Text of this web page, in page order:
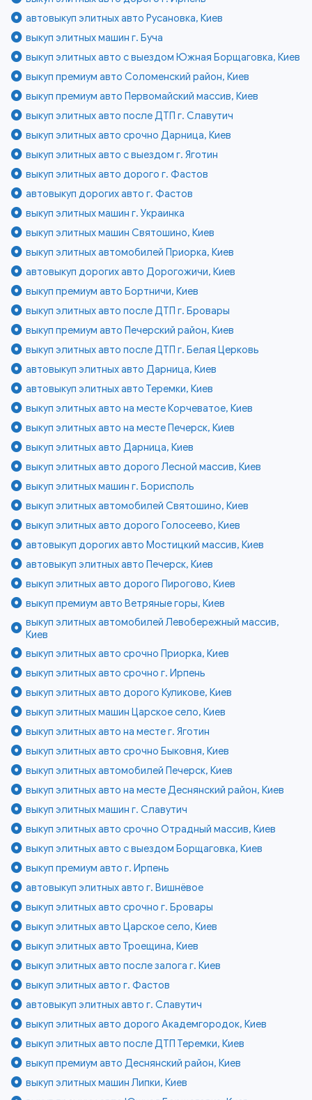
автовыкуп элитных авто Русановка, Киев
выкуп элитных машин г. Буча
выкуп элитных авто с выездом Южная Борщаговка, Киев
выкуп премиум авто Соломенский район, Киев
выкуп премиум авто Первомайский массив, Киев
выкуп элитных авто после ДТП г. Славутич
выкуп элитных авто срочно Дарница, Киев
выкуп элитных авто с выездом г. Яготин
выкуп элитных авто дорого г. Фастов
автовыкуп дорогих авто г. Фастов
выкуп элитных машин г. Украинка
выкуп элитных машин Святошино, Киев
выкуп элитных автомобилей Приорка, Киев
автовыкуп дорогих авто Дорогожичи, Киев
выкуп премиум авто Бортничи, Киев
выкуп элитных авто после ДТП г. Бровары
выкуп премиум авто Печерский район, Киев
выкуп элитных авто после ДТП г. Белая Церковь
автовыкуп элитных авто Дарница, Киев
автовыкуп элитных авто Теремки, Киев
выкуп элитных авто на месте Корчеватое, Киев
выкуп элитных авто на месте Печерск, Киев
выкуп элитных авто Дарница, Киев
выкуп элитных авто дорого Лесной массив, Киев
выкуп элитных машин г. Борисполь
выкуп элитных автомобилей Святошино, Киев
выкуп элитных авто дорого Голосеево, Киев
автовыкуп дорогих авто Мостицкий массив, Киев
автовыкуп элитных авто Печерск, Киев
выкуп элитных авто дорого Пирогово, Киев
выкуп премиум авто Ветряные горы, Киев
выкуп элитных автомобилей Левобережный массив,
Киев
выкуп элитных авто срочно Приорка, Киев
выкуп элитных авто срочно г. Ирпень
выкуп элитных авто дорого Куликове, Киев
выкуп элитных машин Царское село, Киев
выкуп элитных авто на месте г. Яготин
выкуп элитных авто срочно Быковня, Киев
выкуп элитных автомобилей Печерск, Киев
выкуп элитных авто на месте Деснянский район, Киев
выкуп элитных машин г. Славутич
выкуп элитных авто срочно Отрадный массив, Киев
выкуп элитных авто с выездом Борщаговка, Киев
выкуп премиум авто г. Ирпень
автовыкуп элитных авто г. Вишнёвое
выкуп элитных авто срочно г. Бровары
выкуп элитных авто Царское село, Киев
выкуп элитных авто Троещина, Киев
выкуп элитных авто после залога г. Киев
выкуп элитных авто г. Фастов
автовыкуп элитных авто г. Славутич
выкуп элитных авто дорого Академгородок, Киев
выкуп элитных авто после ДТП Теремки, Киев
выкуп премиум авто Деснянский район, Киев
выкуп элитных машин Липки, Киев